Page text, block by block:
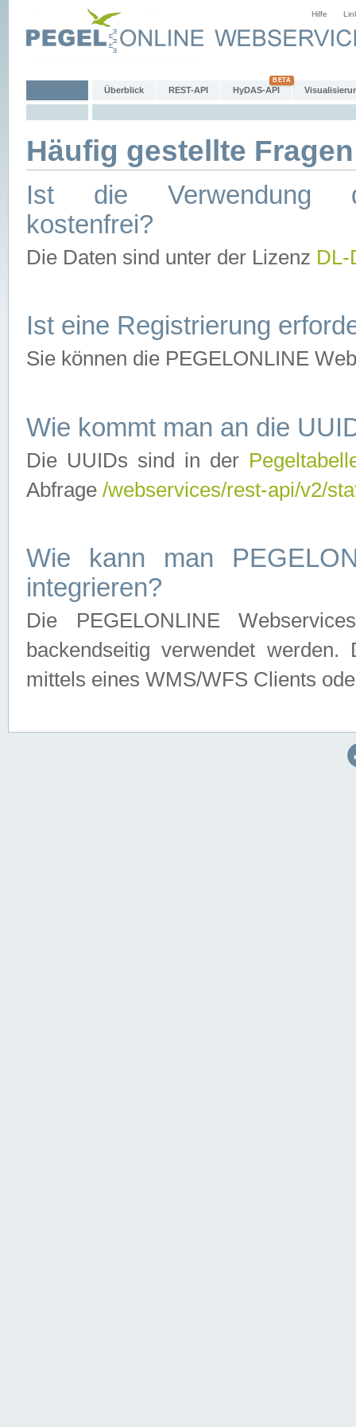
Hilfe
Überblick REST-API HyDAS-API
Häufig gestellte
Ist die Verwendung
kostenfrei?
Die Daten sind unter der Lizenz
Ist eine Registrierung
Sie können die PEGELONLINE
Wie kommt man an die
Die UUIDs sind in der
Abfrage /webservices/rest-api/v2/
Wie kann man
integrieren?
Die PEGELONLINE
backendseitig verwendet
mittels eines WMS/WFS Clients